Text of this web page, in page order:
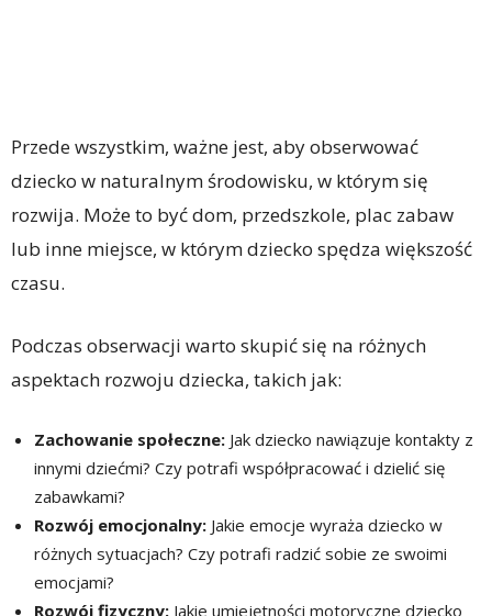
Przede wszystkim, ważne jest, aby obserwować
dziecko w naturalnym środowisku, w którym się
rozwija. Może to być dom, przedszkole, plac zabaw
lub inne miejsce, w którym dziecko spędza większość
czasu.
Podczas obserwacji warto skupić się na różnych
aspektach rozwoju dziecka, takich jak:
Zachowanie społeczne: Jak dziecko nawiązuje kontakty z
innymi dziećmi? Czy potrafi współpracować i dzielić się
zabawkami?
Rozwój emocjonalny: Jakie emocje wyraża dziecko w
różnych sytuacjach? Czy potrafi radzić sobie ze swoimi
emocjami?
Rozwój fizyczny: Jakie umiejętności motoryczne dziecko